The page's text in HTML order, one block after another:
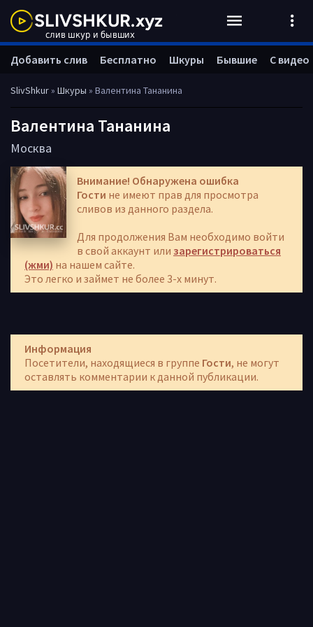
SlivShkur» Шкуры » Валентина Тананина
Валентина Тананина
Москва
Внимание! Обнаружена ошибка
Гости не имеют прав для просмотра
сливов из данного раздела.
Для продолжения Вам необходимо войти
в свой аккаунт или зарегистрироваться
(жми) на нашем сайте.
Это легко и займет не более 3-х минут.
Информация
Посетители, находящиеся в группе Гости, не могут
оставлять комментарии к данной публикации.
Добавить слив Бесплатно Шкуры Бывшие С видео